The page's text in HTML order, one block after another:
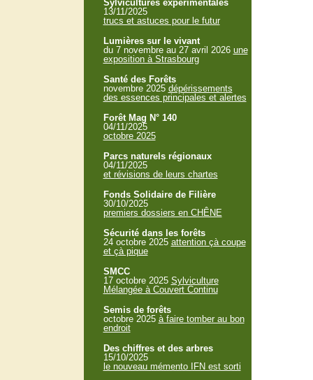
Sylvicultures expérimentales
13/11/2025
trucs et astuces pour le futur
Lumières sur le vivant
du 7 novembre au 27 avril 2026 une
exposition à Strasbourg
Santé des Forêts
novembre 2025 dépérissements
des essences principales et alertes
Forêt Mag N° 140
04/11/2025
octobre 2025
Parcs naturels régionaux
04/11/2025
et révisions de leurs chartes
Fonds Solidaire de Filière
30/10/2025
premiers dossiers en CHÊNE
Sécurité dans les forêts
24 octobre 2025 attention çà coupe
et çà pique
SMCC
17 octobre 2025 Sylviculture
Mélangée à Couvert Continu
Semis de forêts
octobre 2025 à faire tomber au bon
endroit
Des chiffres et des arbres
15/10/2025
le nouveau mémento IFN est sorti